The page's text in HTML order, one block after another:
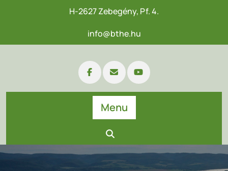
H-2627 Zebegény, Pf. 4.
info@bthe.hu
Menu